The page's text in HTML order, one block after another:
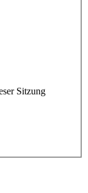
Sitzung